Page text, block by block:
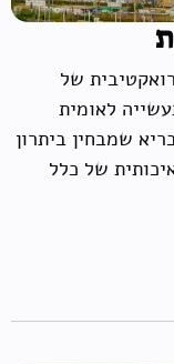
של
לאומית
שמבחין ביתרון
של כלל